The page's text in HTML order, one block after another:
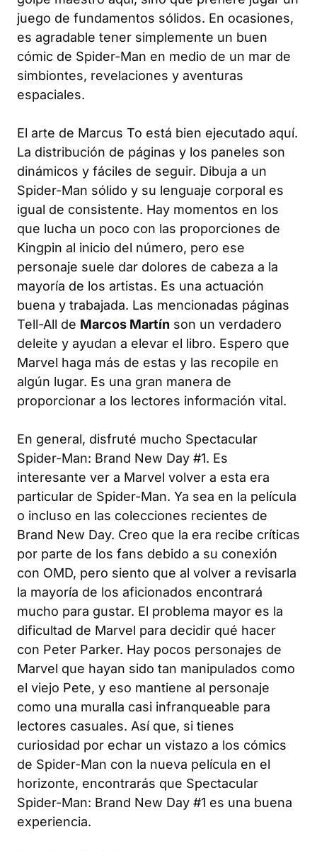
juego de fundamentos sólidos. En ocasiones,
es agradable tener simplemente un buen
cómic de Spider-Man en medio de un mar de
simbiontes, revelaciones y aventuras
espaciales.
El arte de Marcus To está bien ejecutado aquí.
La distribución de páginas y los paneles son
dinámicos y fáciles de seguir. Dibuja a un
Spider-Man sólido y su lenguaje corporal es
igual de consistente. Hay momentos en los
que lucha un poco con las proporciones de
Kingpin al inicio del número, pero ese
personaje suele dar dolores de cabeza a la
mayoría de los artistas. Es una actuación
buena y trabajada. Las mencionadas páginas
Tell-All de Marcos Martín son un verdadero
deleite y ayudan a elevar el libro. Espero que
Marvel haga más de estas y las recopile en
algún lugar. Es una gran manera de
proporcionar a los lectores información vital.
En general, disfruté mucho Spectacular
Spider-Man: Brand New Day #1. Es
interesante ver a Marvel volver a esta era
particular de Spider-Man. Ya sea en la película
o incluso en las colecciones recientes de
Brand New Day. Creo que la era recibe críticas
por parte de los fans debido a su conexión
con OMD, pero siento que al volver a revisarla
la mayoría de los aficionados encontrará
mucho para gustar. El problema mayor es la
dificultad de Marvel para decidir qué hacer
con Peter Parker. Hay pocos personajes de
Marvel que hayan sido tan manipulados como
el viejo Pete, y eso mantiene al personaje
como una muralla casi infranqueable para
lectores casuales. Así que, si tienes
curiosidad por echar un vistazo a los cómics
de Spider-Man con la nueva película en el
horizonte, encontrarás que Spectacular
Spider-Man: Brand New Day #1 es una buena
experiencia.